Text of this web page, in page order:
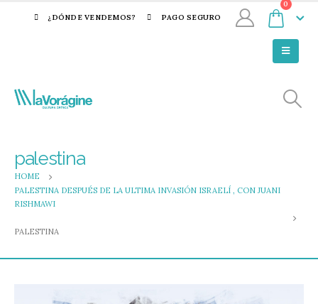
¿DÓNDE VENDEMOS? PAGO SEGURO
0
palestina
HOME
PALESTINA DESPUÉS DE LA ULTIMA INVASIÓN ISRAELÍ , CON JUANI
RISHMAWI
PALESTINA